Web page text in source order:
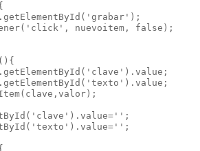
nuevoitem, false);